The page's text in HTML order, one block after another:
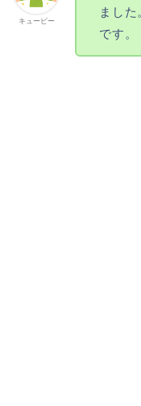
キューピー
まし
です。